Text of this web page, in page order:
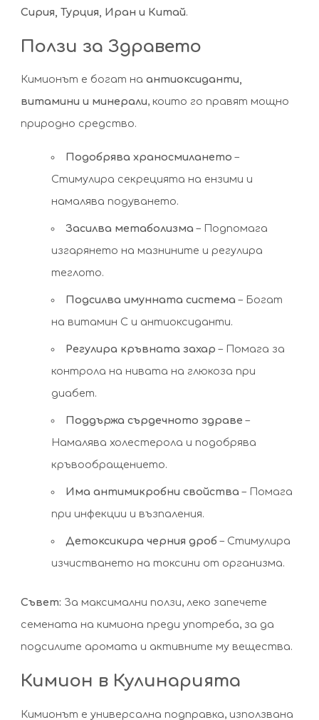
Сирия, Турция, Иран и Китай.
Ползи за Здравето
Кимионът е богат на антиоксиданти,
витамини и минерали, които го правят мощно
природно средство.
Подобрява храносмилането –
Стимулира секрецията на ензими и
намалява подуването.
Засилва метаболизма – Подпомага
изгарянето на мазнините и регулира
теглото.
Подсилва имунната система – Богат
на витамин C и антиоксиданти.
Регулира кръвната захар – Помага за
контрола на нивата на глюкоза при
диабет.
Поддържа сърдечното здраве –
Намалява холестерола и подобрява
кръвообращението.
Има антимикробни свойства – Помага
при инфекции и възпаления.
Детоксикира черния дроб – Стимулира
изчистването на токсини от организма.
Съвет: За максимални ползи, леко запечете
семената на кимиона преди употреба, за да
подсилите аромата и активните му вещества.
Кимион в Кулинарията
Кимионът е универсална подправка, използвана